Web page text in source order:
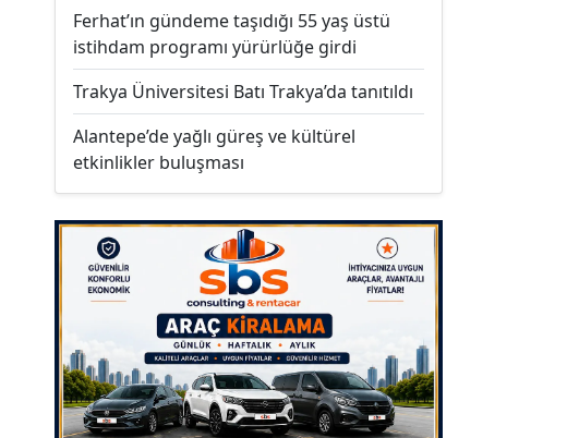
Ferhat’ın gündeme taşıdığı 55 yaş üstü
istihdam programı yürürlüğe girdi
Trakya Üniversitesi Batı Trakya’da tanıtıldı
Alantepe’de yağlı güreş ve kültürel
etkinlikler buluşması